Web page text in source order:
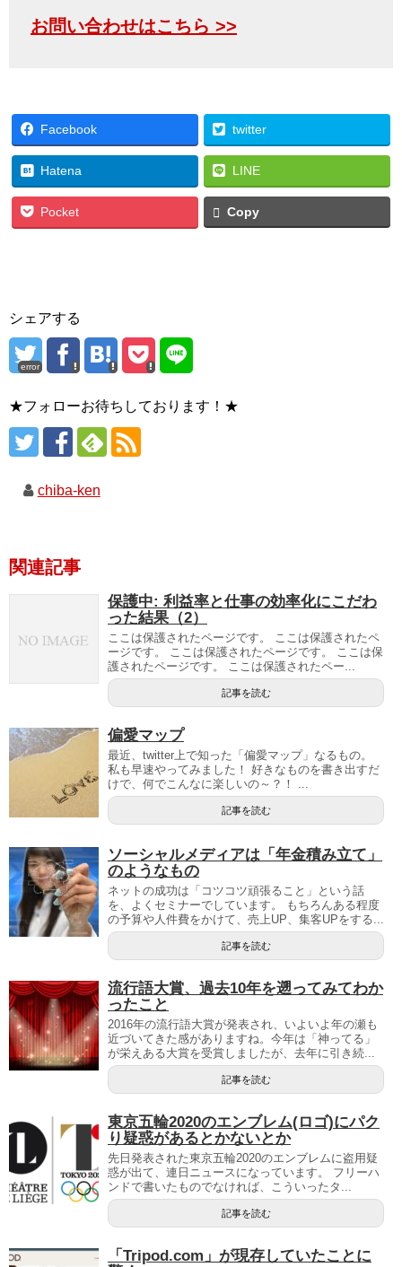
お問い合わせはこちら >>
Facebook twitter
Hatena LINE
Pocket Copy
シェアする
error
★フォローお待ちしております！★
chiba-ken
関連記事
保護中: 利益率と仕事の効率化にこだわ
った結果（2）
ここは保護されたページです。 ここは保護されたペ
ージです。 ここは保護されたページです。 ここは保
護されたページです。 ここは保護されたペー...
記事を読む
偏愛マップ
最近、twitter上で知った「偏愛マップ」なるもの。
私も早速やってみました！ 好きなものを書き出すだ
けで、何でこんなに楽しいの～？！ ...
記事を読む
ソーシャルメディアは「年金積み立て」
のようなもの
ネットの成功は「コツコツ頑張ること」という話
を、よくセミナーでしています。 もちろんある程度
の予算や人件費をかけて、売上UP、集客UPをする...
記事を読む
流行語大賞、過去10年を遡ってみてわか
ったこと
2016年の流行語大賞が発表され、いよいよ年の瀬も
近づいてきた感がありますね。今年は「神ってる」
が栄えある大賞を受賞しましたが、去年に引き続...
記事を読む
東京五輪2020のエンブレム(ロゴ)にパク
り疑惑があるとかないとか
先日発表された東京五輪2020のエンブレムに盗用疑
惑が出て、連日ニュースになっています。 フリーハ
ンドで書いたものでなければ、こういったタ...
記事を読む
「Tripod.com」が現存していたことに